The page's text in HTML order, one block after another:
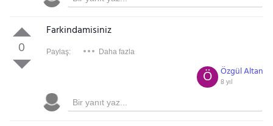
0
Farkindamisiniz
Paylaş: Daha fazla
Özgül Altan
8 yıl
Ö